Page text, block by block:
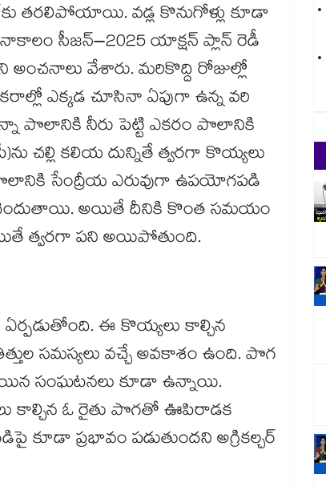
తరలిపోయాయి. వడ్ల కొనుగోళ్లు కూడా
సీజన్​–2025 యాక్షన్ ప్లాన్ రెడీ
అంచనాలు వేశారు. మరికొద్ది రోజుల్లో
ఎక్కడ చూసినా ఏపుగా ఉన్న వరి
పొలానికి నీరు పెట్టి ఎకరం పొలానికి
చల్లి కలియ దున్నితే త్వరగా కొయ్యలు
సేంద్రీయ ఎరువుగా ఉపయోగపడి
చెందుతాయి. అయితే దీనికి కొంత సమయం
త్వరగా పని అయిపోతుంది.
ఈ కొయ్యలు కాల్చిన
సమస్యలు వచ్చే అవకాశం ఉంది. పొగ
సంఘటనలు కూడా ఉన్నాయి.
కాల్చిన ఓ రైతు పొగతో ఊపిరాడక
ప్రభావం పడుతుందని అగ్రికల్చర్​